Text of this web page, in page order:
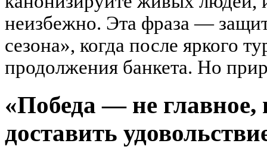
неизбежно. Эта фраза —
сезона», когда после яркого
продолжения банкета. Но
«Победа — не
доставить